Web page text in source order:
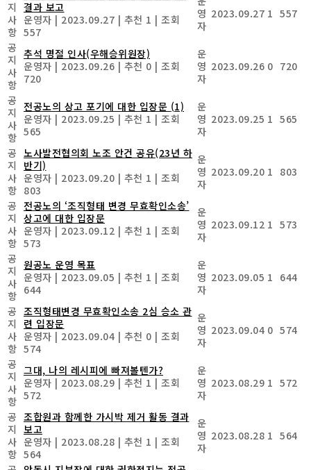
지
사
항
결과 보고
운영자 | 2023.09.27 | 추천 1 | 조회
557
영
자
2023.09.27 1 557
공
지
사
항
추석 명절 인사(우해승위원장)
운영자 | 2023.09.26 | 추천 0 | 조회
720
운
영
자
2023.09.26 0 720
공
지
사
항
전공노의 상고 포기에 대한 입장문 (1)
운영자 | 2023.09.25 | 추천 1 | 조회
565
운
영
자
2023.09.25 1 565
공
지
사
항
노사발전협의회 노조 안건 공유(23년 하
반기)
운영자 | 2023.09.20 | 추천 1 | 조회
803
운
영
자
2023.09.20 1 803
공
지
사
항
전공노의 ‘조직형태 변경 무효확인소송’
상고에 대한 입장문
운영자 | 2023.09.12 | 추천 1 | 조회
573
운
영
자
2023.09.12 1 573
공
지
사
항
원공노 운영 목표
운영자 | 2023.09.05 | 추천 1 | 조회
644
운
영
자
2023.09.05 1 644
공
지
사
항
조직형태변경 무효확인소송 2심 승소 관
련 입장문
운영자 | 2023.09.04 | 추천 0 | 조회
574
운
영
자
2023.09.04 0 574
공
지
사
항
그대, 나의 레시피에 빠져볼텐가?
운영자 | 2023.08.29 | 추천 1 | 조회
572
운
영
자
2023.08.29 1 572
공
지
사
항
조합원과 함께한 가시박 제거 활동 결과
보고
운영자 | 2023.08.28 | 추천 1 | 조회
564
운
영
자
2023.08.28 1 564